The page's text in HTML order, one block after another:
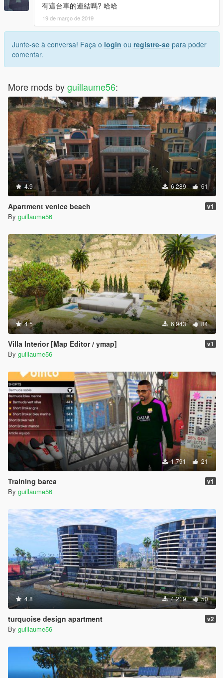
有這台車的連結嗎? 哈哈
19 de março de 2019
Junte-se à conversa! Faça o login ou registre-se para poder
comentar.
More mods byguillaume56:
4.9 6.289 61
Apartment venice beach v1
By guillaume56
4.5 6.943 84
Villa Interior [Map Editor / ymap] v1
By guillaume56
1.791 21
Training barca v1
By guillaume56
4.8 4.219 50
turquoise design apartment v2
By guillaume56